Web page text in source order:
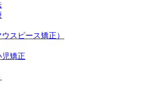
スピース矯正）
矯正